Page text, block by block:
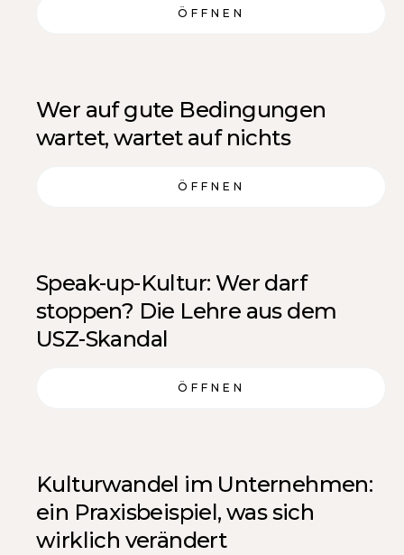
ÖFFNEN
Wer auf gute Bedingungen
wartet, wartet auf nichts
ÖFFNEN
Speak-up-Kultur: Wer darf
stoppen? Die Lehre aus dem
USZ-Skandal
ÖFFNEN
Kulturwandel im Unternehmen:
ein Praxisbeispiel, was sich
wirklich verändert